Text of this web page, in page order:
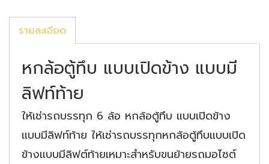
รายละเอียด
หกล้อตู้ทึบ แบบเปิดข้าง แบบมี
ลิฟท์ท้าย
ให้เช่ารถบรรทุก 6 ล้อ หกล้อตู้ทึบ แบบเปิดข้าง
แบบมีลิฟท์ท้าย ให้เช่ารถบรรทุกหกล้อตู้ทึบแบบเปิด
ข้างแบบมีลิฟต์ท้ายเหมาะสำหรับขนย้ายรถมอไซต์